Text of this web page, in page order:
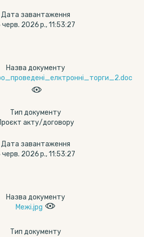
Дата завантаження
черв. 2026 р., 11:53:27
Назва документу
Тип документу
акту/договору
Дата завантаження
черв. 2026 р., 11:53:27
Назва документу
Межі.jpg
Тип документу